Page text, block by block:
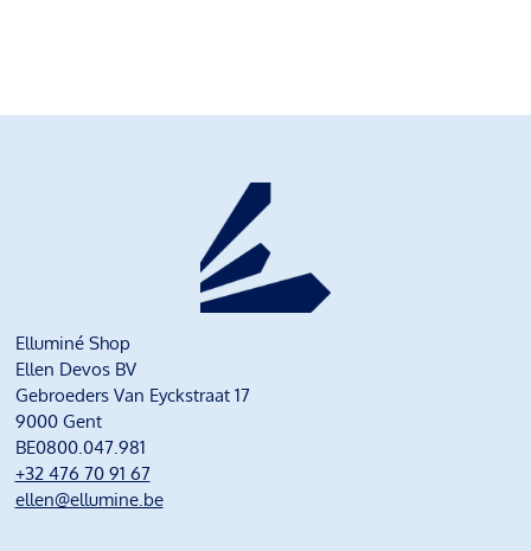
Elluminé Shop
Ellen Devos BV
Gebroeders Van Eyckstraat 17
9000 Gent
BE0800.047.981
+32 476 70 91 67
ellen@ellumine.be